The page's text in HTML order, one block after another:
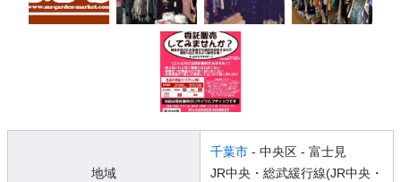
地域
千葉市 - 中央区 - 富士見
JR中央・総武緩行線(JR中央・